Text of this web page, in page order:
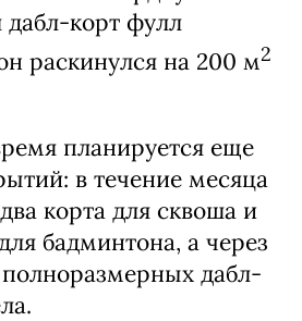
дабл-корт фулл
раскинулся на 200 м2
планируется еще
в течение месяца
корта для сквоша и
бадминтона, а через
дабл-